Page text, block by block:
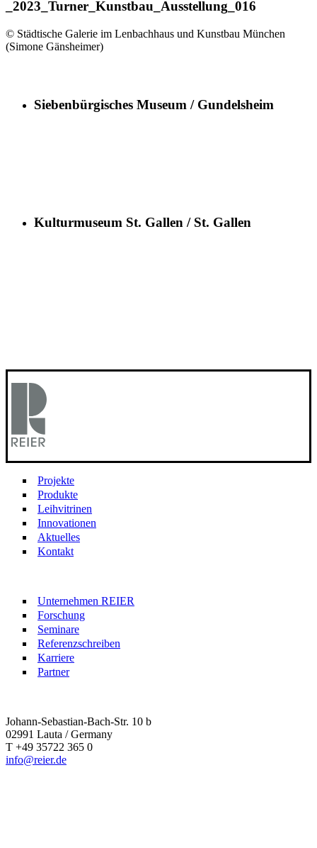
_2023_Turner_Kunstbau_Ausstellung_016
© Städtische Galerie im Lenbachhaus und Kunstbau München
(Simone Gänsheimer)
Siebenbürgisches Museum / Gundelsheim
Kulturmuseum St. Gallen / St. Gallen
Projekte
Produkte
Leihvitrinen
Innovationen
Aktuelles
Kontakt
Unternehmen REIER
Forschung
Seminare
Referenzschreiben
Karriere
Partner
Johann-Sebastian-Bach-Str. 10 b
02991 Lauta / Germany
T +49 35722 365 0
info@reier.de